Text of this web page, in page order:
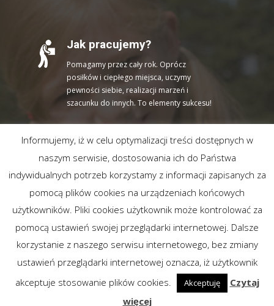
Jak pracujemy?
Pomagamy przez cały rok. Oprócz
posiłków i ciepłego miejsca, uczymy
pewności siebie, realizacji marzeń i
szacunku do innych. To elementy sukcesu!
Istnieje współpraca?
Uczymy młodych ludzi samodzielności i
szacunku. Razem z Tobą możemy stworzyć
efektywne projekty i cieszyć się sukcesem.
Dołącz do nas!
Informujemy, iż w celu optymalizacji treści dostępnych w
naszym serwisie, dostosowania ich do Państwa
indywidualnych potrzeb korzystamy z informacji zapisanych za
pomocą plików cookies na urządzeniach końcowych
użytkowników. Pliki cookies użytkownik może kontrolować za
pomocą ustawień swojej przeglądarki internetowej. Dalsze
korzystanie z naszego serwisu internetowego, bez zmiany
ustawień przeglądarki internetowej oznacza, iż użytkownik
akceptuje stosowanie plików cookies.
Akceptuję
Czytaj
więcej